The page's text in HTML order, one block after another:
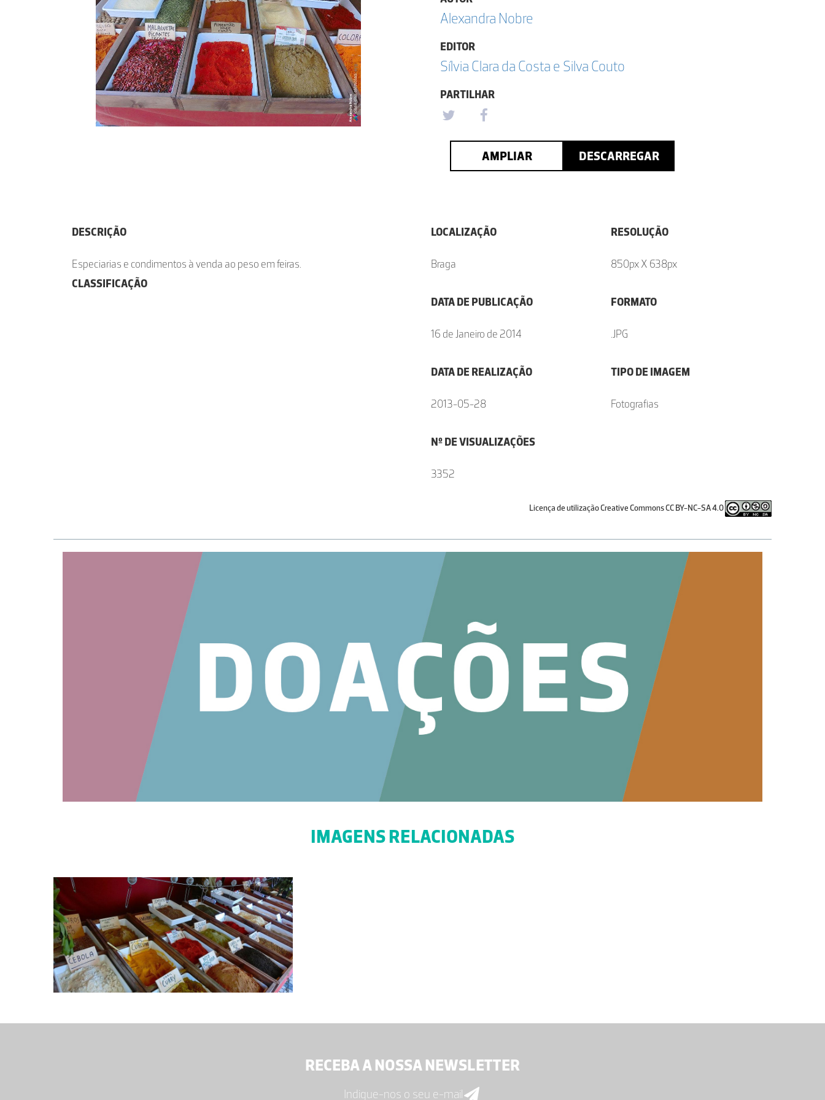
Alexandra Nobre
EDITOR
Sílvia Clara da Costa e Silva Couto
PARTILHAR
AMPLIAR DESCARREGAR
DESCRIÇÃO
Especiarias e condimentos à venda ao peso em feiras.
CLASSIFICAÇÃO
LOCALIZAÇÃO
Braga
DATA DE PUBLICAÇÃO
16 de Janeiro de 2014
DATA DE REALIZAÇÃO
2013-05-28
Nº DE VISUALIZAÇÕES
3352
RESOLUÇÃO
850px X 638px
FORMATO
.JPG
TIPO DE IMAGEM
Fotografias
Licença de utilização Creative Commons CC BY-NC-SA 4.0
IMAGENS RELACIONADAS
RECEBA A NOSSA NEWSLETTER